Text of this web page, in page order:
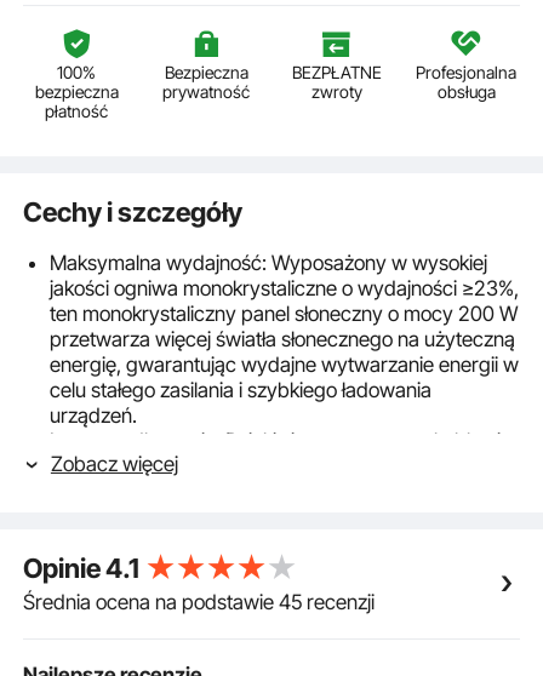
100%
bezpieczna
płatność
Bezpieczna
prywatność
BEZPŁATNE
zwroty
Profesjonalna
obsługa
Cechy i szczegóły
Maksymalna wydajność: Wyposażony w wysokiej
jakości ogniwa monokrystaliczne o wydajności ≥23%,
ten monokrystaliczny panel słoneczny o mocy 200 W
przetwarza więcej światła słonecznego na użyteczną
energię, gwarantując wydajne wytwarzanie energii w
celu stałego zasilania i szybkiego ładowania
urządzeń.
Łatwe podłączenie: Dzięki zintegrowanemu kablowi
MC4, zapewniającemu szybkie i bezpieczne
stabilną i stałą moc wyjściową (w zestawie znajduje
się tylko moduł słoneczny; regulator ładowania,
akumulator i zacisk krokodylkowy są dostępne
Większa trwałość: Dzięki hartowanemu szkłu i
Zobacz więcej
Opinie4.1
Średnia ocena na podstawie 45 recenzji